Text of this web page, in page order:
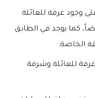
وجود غرفة للعائلة
كما يوجد في الطابق
الخاصة.
للعائلة وشرفة